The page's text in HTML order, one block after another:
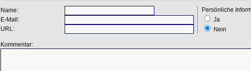
Name:
Persönliche
Ja
Nein
E-Mail:
URL:
Kommentar: